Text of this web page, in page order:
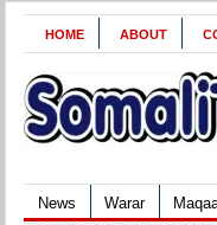
HOME ABOUT
News Warar